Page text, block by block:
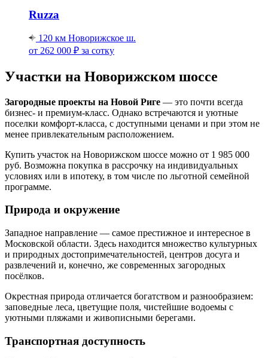
Ruzza
120 км Новорижское ш.
от 262 000 ₽ за сотку
Участки на Новорижском шоссе
Загородные проекты на Новой Риге — это почти всегда
бизнес- и премиум-класс. Однако встречаются и уютные
поселки комфорт-класса, с доступными ценами и при этом не
менее привлекательным расположением.
Купить участок на Новорижском шоссе можно от 1 985 000
руб. Возможна покупка в рассрочку на индивидуальных
условиях или в ипотеку, в том числе по льготной семейной
программе.
Природа и окружение
Западное направление — самое престижное и интересное в
Московской области. Здесь находится множество культурных
и природных достопримечательностей, центров досуга и
развлечений и, конечно, же современных загородных
посёлков.
Окрестная природа отличается богатством и разнообразием:
заповедные леса, цветущие поля, чистейшие водоемы с
уютными пляжами и живописными берегами.
Транспортная доступность